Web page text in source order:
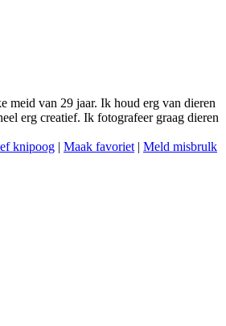
meid van 29 jaar. Ik houd erg van dieren
erg creatief. Ik fotografeer graag dieren
knipoog | Maak favoriet | Meld misbrulk